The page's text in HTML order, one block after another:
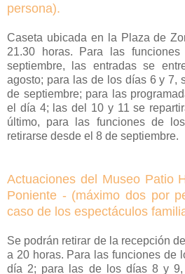
persona).
Caseta ubicada en la Plaza de
21.30 horas. Para las
septiembre, las entradas se
agosto; para las de los días 6 y 7,
de septiembre; para las
el día 4; las del 10 y 11 se
último, para las funciones de
retirarse desde el 8 de septiembre.
Actuaciones del Museo Patio
Poniente - (máximo dos por
caso de los espectáculos
Se podrán retirar de la recepción
a 20 horas. Para las funciones de
día 2; para las de los días 8 y